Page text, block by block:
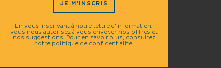
JE M'INSCRIS
En vous inscrivant à notre lettre d'information,
vous nous autorisez à vous envoyer nos offres et
nos suggestions. Pour en savoir plus, consultez
notre politique de confidentialité.